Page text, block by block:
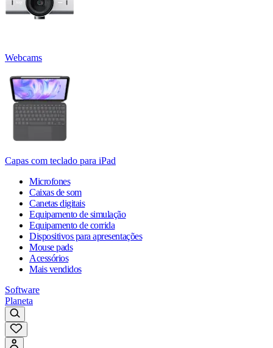
Webcams
Capas com teclado para iPad
Microfones
Caixas de som
Canetas digitais
Equipamento de simulação
Equipamento de corrida
Dispositivos para apresentações
Mouse pads
Acessórios
Mais vendidos
Software
Planeta